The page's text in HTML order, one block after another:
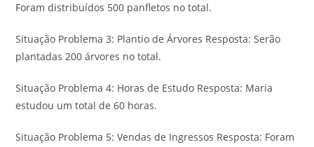
Foram distribuídos 500 panfletos no total.
Situação Problema 3: Plantio de Árvores Resposta: Serão
plantadas 200 árvores no total.
Situação Problema 4: Horas de Estudo Resposta: Maria
estudou um total de 60 horas.
Situação Problema 5: Vendas de Ingressos Resposta: Foram